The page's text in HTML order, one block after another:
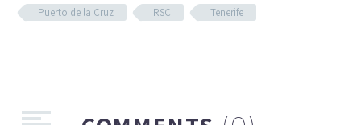
Puerto de la Cruz
RSC Tenerife